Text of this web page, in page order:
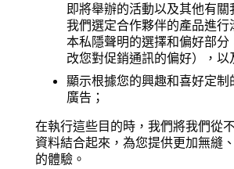
即將舉辦的活動以及其他有關
我們選定合作夥伴的產品進行
本私隱聲明的選擇和偏好部分
改您對促銷通訊的偏好），以
顯示根據您的興趣和喜好定制
廣告；
在執行這些目的時，我們將我們從
資料結合起來，為您提供更加無縫
的體驗。